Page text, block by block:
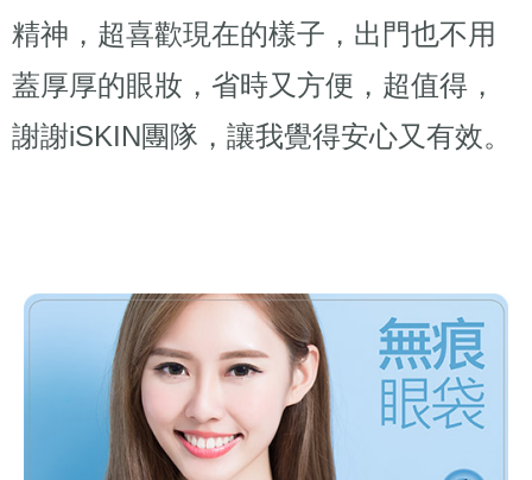
精神，超喜歡現在的樣子，出門也不用
蓋厚厚的眼妝，省時又方便，超值得，
謝謝iSKIN團隊，讓我覺得安心又有效。